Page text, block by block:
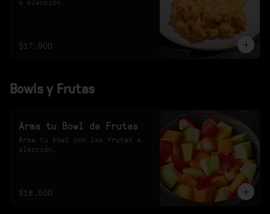
$17.900
Bowls y Frutas
Arma tu Bowl de Frutas
Arma tu bowl con las frutas a
elección.
$18.500